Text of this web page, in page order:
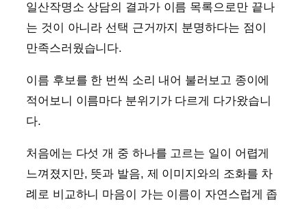
일산작명소 상담의 결과가 이름 목록으로만 끝나
는 것이 아니라 선택 근거까지 분명하다는 점이
만족스러웠습니다.
이름 후보를 한 번씩 소리 내어 불러보고 종이에
적어보니 이름마다 분위기가 다르게 다가왔습니
다.
처음에는 다섯 개 중 하나를 고르는 일이 어렵게
느껴졌지만, 뜻과 발음, 제 이미지와의 조화를 차
례로 비교하니 마음이 가는 이름이 자연스럽게 좁